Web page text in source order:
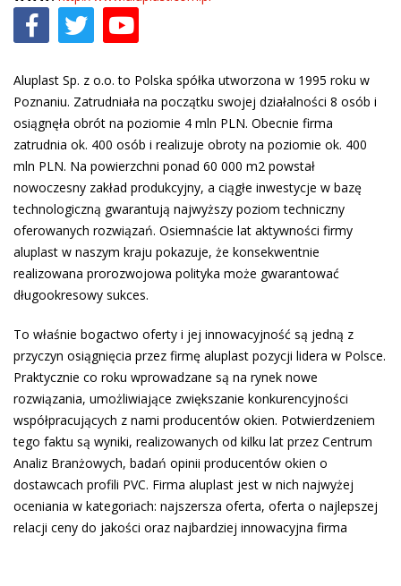
Aluplast Sp. z o.o. to Polska spółka utworzona w 1995 roku w
Poznaniu. Zatrudniała na początku swojej działalności 8 osób i
osiągnęła obrót na poziomie 4 mln PLN. Obecnie firma
zatrudnia ok. 400 osób i realizuje obroty na poziomie ok. 400
mln PLN. Na powierzchni ponad 60 000 m2 powstał
nowoczesny zakład produkcyjny, a ciągłe inwestycje w bazę
technologiczną gwarantują najwyższy poziom techniczny
oferowanych rozwiązań. Osiemnaście lat aktywności firmy
aluplast w naszym kraju pokazuje, że konsekwentnie
realizowana prorozwojowa polityka może gwarantować
długookresowy sukces.
To właśnie bogactwo oferty i jej innowacyjność są jedną z
przyczyn osiągnięcia przez firmę aluplast pozycji lidera w Polsce.
Praktycznie co roku wprowadzane są na rynek nowe
rozwiązania, umożliwiające zwiększanie konkurencyjności
współpracujących z nami producentów okien. Potwierdzeniem
tego faktu są wyniki, realizowanych od kilku lat przez Centrum
Analiz Branżowych, badań opinii producentów okien o
dostawcach profili PVC. Firma aluplast jest w nich najwyżej
oceniania w kategoriach: najszersza oferta, oferta o najlepszej
relacji ceny do jakości oraz najbardziej innowacyjna firma